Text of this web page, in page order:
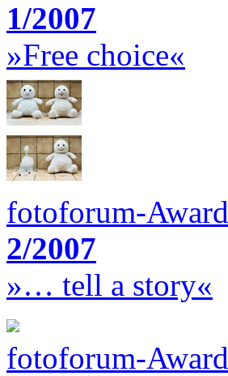
1/2007
»Free choice«
fotoforum-Award
2/2007
»… tell a story«
fotoforum-Award